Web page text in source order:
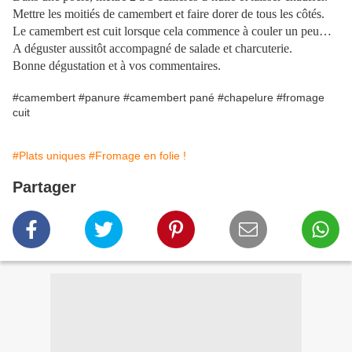
Mettre les moitiés de camembert et faire dorer de tous les côtés.
Le camembert est cuit lorsque cela commence à couler un peu…
A déguster aussitôt accompagné de salade et charcuterie.
Bonne dégustation et à vos commentaires.
#camembert #panure #camembert pané #chapelure #fromage
cuit
#Plats uniques #Fromage en folie !
Partager